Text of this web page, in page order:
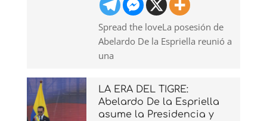
Spread the loveLa posesión de
Abelardo De la Espriella reunió a
una
LA ERA DEL TIGRE:
Abelardo De la Espriella
asume la Presidencia y